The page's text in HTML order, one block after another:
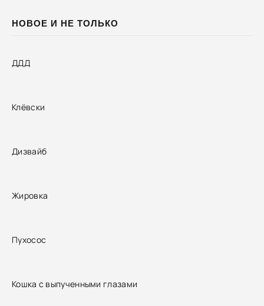
НОВОЕ И НЕ ТОЛЬКО
ДДД
Клёвски
Дизвайб
Жировка
Пухосос
Кошка с выпученными глазами